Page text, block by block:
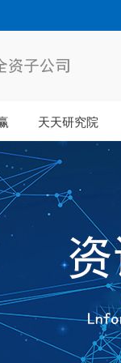
天天研究院